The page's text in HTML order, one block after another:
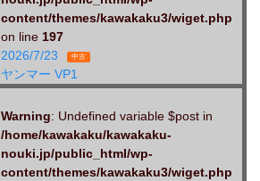
content/themes/kawakaku3/wiget.php
on line 197
2026/7/23
中古
ヤンマー VP1
Warning: Undefined variable $post in
/home/kawakaku/kawakaku-
nouki.jp/public_html/wp-
content/themes/kawakaku3/wiget.php